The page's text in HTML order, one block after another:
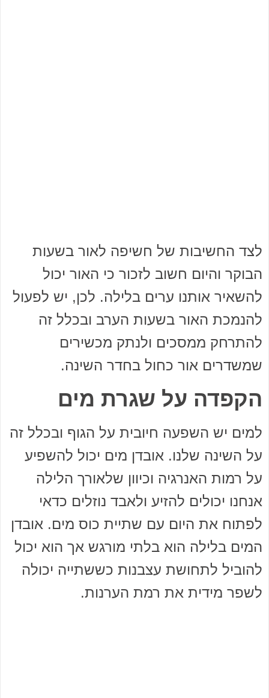
לצד החשיבות של חשיפה לאור בשעות
הבוקר והיום חשוב לזכור כי האור יכול
להשאיר אותנו ערים בלילה. לכן, יש לפעול
להנמכת האור בשעות הערב ובכלל זה
להתרחק ממסכים ולנתק מכשירים
שמשדרים אור כחול בחדר השינה.
הקפדה על שגרת מים
למים יש השפעה חיובית על הגוף ובכלל זה
על השינה שלנו. אובדן מים יכול להשפיע
על רמות האנרגיה וכיוון שלאורך הלילה
אנחנו יכולים להזיע ולאבד נוזלים כדאי
לפתוח את היום עם שתיית כוס מים. אובדן
המים בלילה הוא בלתי מורגש אך הוא יכול
להוביל לתחושת עצבנות כששתייה יכולה
לשפר מידית את רמת הערנות.